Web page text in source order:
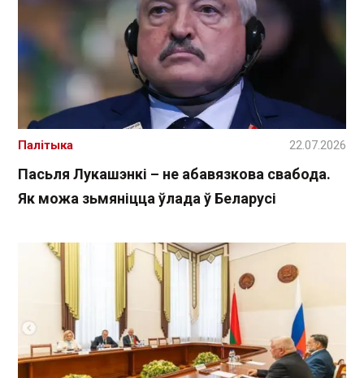
Пасьля Лукашэнкі – не абавязкова свабода.
Як можа зьмяніцца ўлада ў Беларусі
Палітыка 22.07.2026